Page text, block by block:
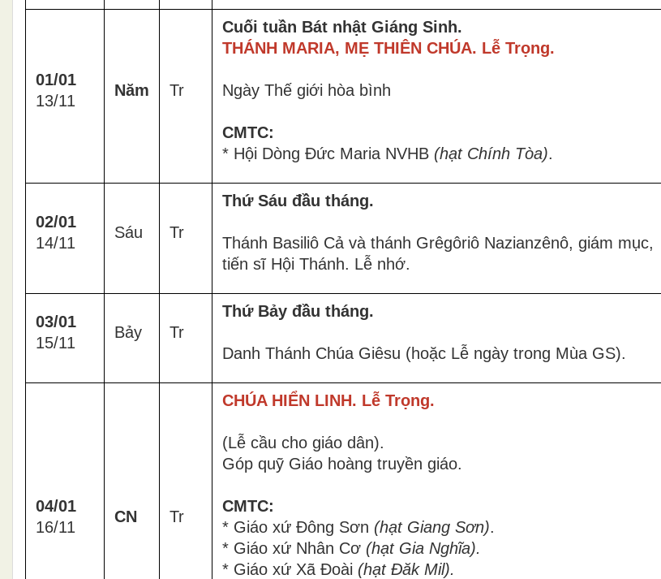
01/01
13/11
Năm Tr
Cuối tuần Bát nhật Giáng Sinh.
THÁNH MARIA, MẸ THIÊN CHÚA. Lễ Trọng.
Ngày Thế giới hòa bình
CMTC:
* Hội Dòng Đức Maria NVHB (hạt Chính Tòa).
02/01
14/11
Sáu Tr
Thứ Sáu đầu tháng.
Thánh Basiliô Cả và thánh Grêgôriô Nazianzênô, giám mục,
tiến sĩ Hội Thánh. Lễ nhớ.
03/01
15/11
Bảy Tr
Thứ Bảy đầu tháng.
Danh Thánh Chúa Giêsu (hoặc Lễ ngày trong Mùa GS).
04/01
16/11
CN Tr
CHÚA HIỂN LINH. Lễ Trọng.
(Lễ cầu cho giáo dân).
Góp quỹ Giáo hoàng truyền giáo.
CMTC:
* Giáo xứ Đông Sơn (hạt Giang Sơn).
* Giáo xứ Nhân Cơ (hạt Gia Nghĩa).
* Giáo xứ Xã Đoài (hạt Đăk Mil).